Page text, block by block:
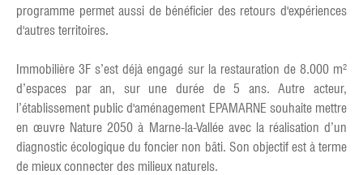
programme permet aussi de bénéficier des retours d'expériences
d'autres territoires.
Immobilière 3F s’est déjà engagé sur la restauration de 8.000 m²
d’espaces par an, sur une durée de 5 ans. Autre acteur,
l’établissement public d'aménagement EPAMARNE souhaite mettre
en œuvre Nature 2050 à Marne-la-Vallée avec la réalisation d’un
diagnostic écologique du foncier non bâti. Son objectif est à terme
de mieux connecter des milieux naturels.